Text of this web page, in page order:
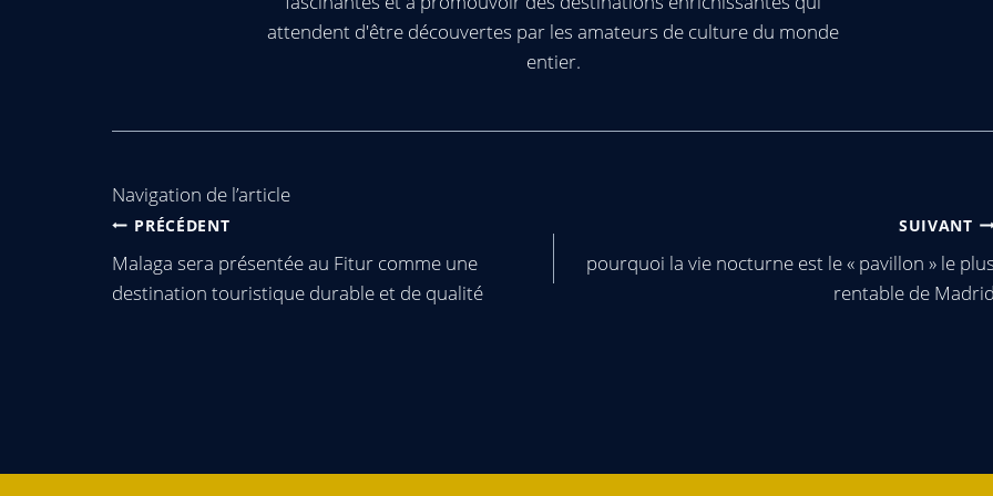
attendent d'être découvertes par les amateurs de culture du monde
entier.
Navigation de l’article
PRÉCÉDENT
Malaga sera présentée au Fitur comme une
destination touristique durable et de qualité
SUIVANT
pourquoi la vie nocturne est le « pavillon » le
rentable de